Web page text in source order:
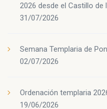
2026 desde el Castillo de
31/07/2026
Semana Templaria de
02/07/2026
Ordenación templaria
19/06/2026